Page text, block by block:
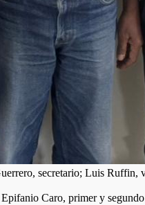
secretario; Luis
Caro, primer y